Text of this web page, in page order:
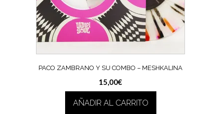
PACO ZAMBRANO Y SU COMBO – MESHKALINA
15,00€
AÑADIR AL CARRITO